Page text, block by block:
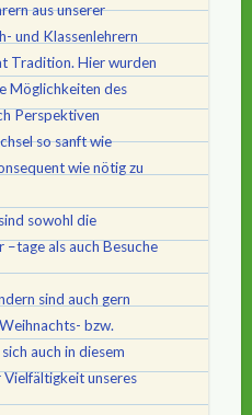
aus unserer
und Klassenlehrern
Tradition. Hier wurden
Möglichkeiten des
Perspektiven
so sanft wie
wie nötig zu
sowohl die
als auch Besuche
sind auch gern
bzw.
auch in diesem
unseres